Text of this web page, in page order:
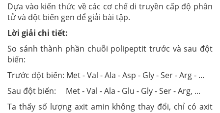
Dựa vào kiến thức về các cơ chế di truyền cấp độ phân
tử và đột biến gen để giải bài tập.
Lời giải chi tiết:
So sánh thành phần chuỗi polipeptit trước và sau đột
biến:
Trước đột biến: Met - Val - Ala - Asp - Gly - Ser - Arg - ...
Sau đột biến: Met - Val - Ala - Glu - Gly - Ser - Arg, ...
Ta thấy số lượng axit amin không thay đổi, chỉ có axit